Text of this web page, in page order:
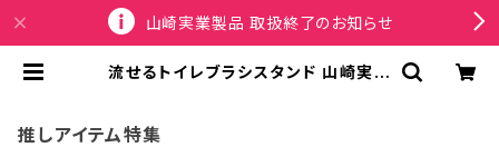
山崎実業製品 取扱終了のお知らせ
流せるトイレブラシスタンド 山崎実業
ード壁対応 ホワイト | SPORTUS
推しアイテム特集